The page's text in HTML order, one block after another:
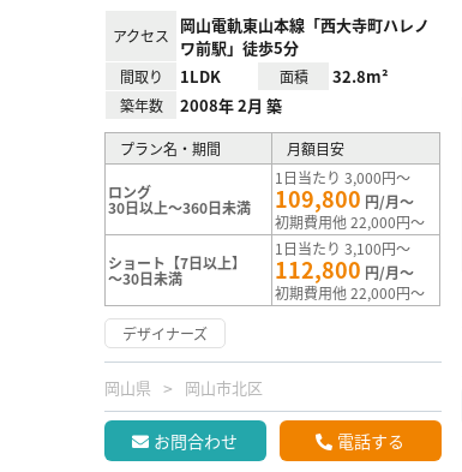
アクセス
岡山電軌東山本線「西大寺町ハレノ
ワ前駅」徒歩5分
間取り 1LDK 面積 32.8m²
築年数 2008年 2月 築
プラン名・期間 月額目安
ロング
30日以上～360日未満
1日当たり 3,000円～
109,800 円/月～
初期費用他 22,000円～
ショート【7日以上】
～30日未満
1日当たり 3,100円～
112,800 円/月～
初期費用他 22,000円～
デザイナーズ
岡山県 岡山市北区
お問合わせ 電話する